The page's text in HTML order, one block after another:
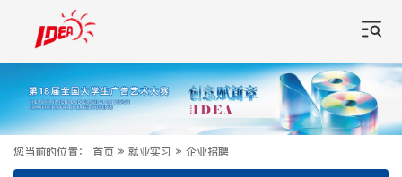
您当前的位置： 首页 » 就业实习 » 企业招聘